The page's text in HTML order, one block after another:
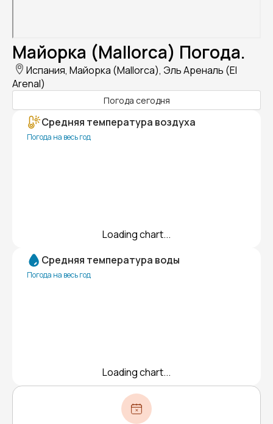
Майорка (Mallorca) Погода.
Испания, Майорка (Mallorca), Эль Ареналь (El
Arenal)
Погода сегодня
Средняя температура воздуха
Погода на весь год
Loading chart...
Средняя температура воды
Погода на весь год
Loading chart...